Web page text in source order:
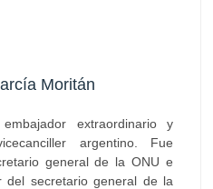
Moritán
extraordinario y
argentino. Fue
general de la ONU e
del secretario general de la